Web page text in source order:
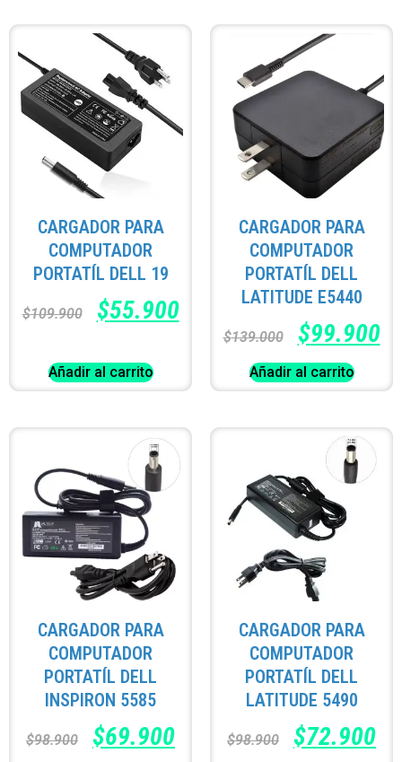
CARGADOR PARA
COMPUTADOR
PORTATÍL DELL 19
$109.900 $55.900
Añadir al carrito
CARGADOR PARA
COMPUTADOR
PORTATÍL DELL
LATITUDE E5440
$139.000 $99.900
Añadir al carrito
CARGADOR PARA
COMPUTADOR
PORTATÍL DELL
INSPIRON 5585
$98.900 $69.900
CARGADOR PARA
COMPUTADOR
PORTATÍL DELL
LATITUDE 5490
$98.900 $72.900